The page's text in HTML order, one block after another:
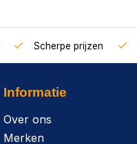
Scherpe prijzen
Informatie
Over ons
Merken